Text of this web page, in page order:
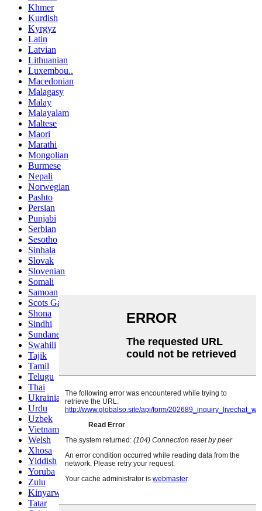
Khmer
Kurdish
Kyrgyz
Latin
Latvian
Lithuanian
Luxembou..
Macedonian
Malagasy
Malay
Malayalam
Maltese
Maori
Marathi
Mongolian
Burmese
Nepali
Norwegian
Pashto
Persian
Punjabi
Serbian
Sesotho
Sinhala
Slovak
Slovenian
Somali
Samoan
Scots Gaelic
Shona
Sindhi
Sundanese
Swahili
Tajik
Tamil
Telugu
Thai
Ukrainian
Urdu
Uzbek
Vietnamese
Welsh
Xhosa
Yiddish
Yoruba
Zulu
Kinyarwanda
Tatar